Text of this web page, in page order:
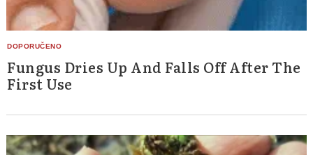
Fungus Dries Up And Falls Off After The
First Use